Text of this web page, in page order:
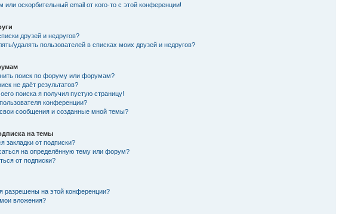
или оскорбительный email от кого-то с этой конференции!
друзей и недругов?
удалять пользователей в списках моих друзей и недругов?
поиск по форуму или форумам?
не даёт результатов?
поиска я получил пустую страницу!
конференции?
сообщения и созданные мной темы?
на темы
закладки от подписки?
на определённую тему или форум?
от подписки?
разрешены на этой конференции?
вложения?